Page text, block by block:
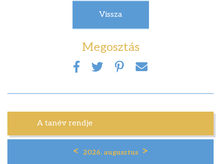
A tanév rendje
< 2026. augusztus >
Vissza
Megosztás